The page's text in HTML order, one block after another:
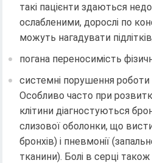
такі пацієнти здаються
ослабленими, дорослі по
можуть нагадувати
погана переносимість
системні порушення роботи
Особливо часто при
клітини діагностуються
слизової оболонки, що
бронхів) і пневмонії
тканини). Болі в серці